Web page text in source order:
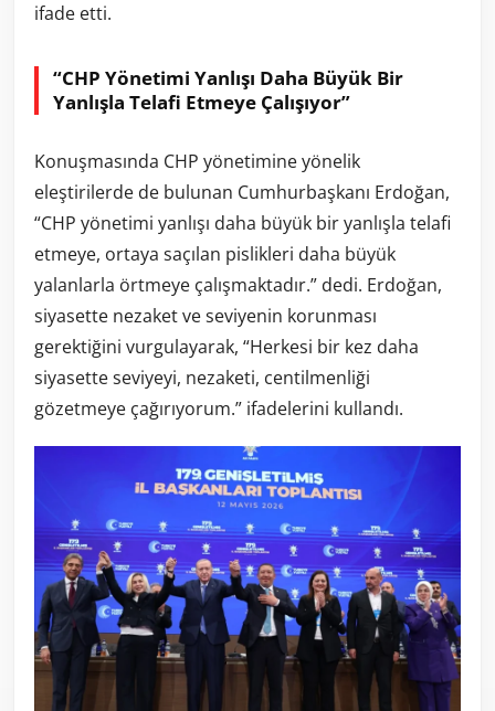
ifade etti.
“CHP Yönetimi Yanlışı Daha Büyük Bir
Yanlışla Telafi Etmeye Çalışıyor”
Konuşmasında CHP yönetimine yönelik
eleştirilerde de bulunan Cumhurbaşkanı Erdoğan,
“CHP yönetimi yanlışı daha büyük bir yanlışla telafi
etmeye, ortaya saçılan pislikleri daha büyük
yalanlarla örtmeye çalışmaktadır.” dedi. Erdoğan,
siyasette nezaket ve seviyenin korunması
gerektiğini vurgulayarak, “Herkesi bir kez daha
siyasette seviyeyi, nezaketi, centilmenliği
gözetmeye çağırıyorum.” ifadelerini kullandı.